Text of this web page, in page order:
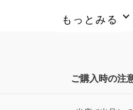
もっとみる
ご購入時の注